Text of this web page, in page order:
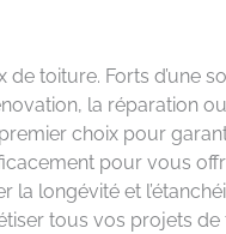
toiture. Forts d’une
la réparation
choix pour
pour vous
longévité et
tous vos projets